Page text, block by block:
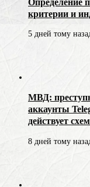
критерии и
5 дней тому
МВД:
аккаунты
действует
8 дней тому